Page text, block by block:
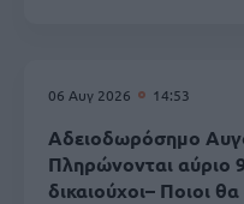
06 Αυγ 2026 14:53
Αδειοδωρόσημο
Πληρώνονται αύριο
δικαιούχοι– Ποιοι